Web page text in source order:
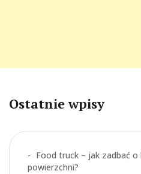
Ostatnie wpisy
Food truck – jak zadbać o
powierzchni?